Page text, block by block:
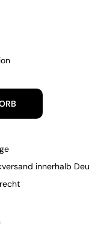
innerhalb